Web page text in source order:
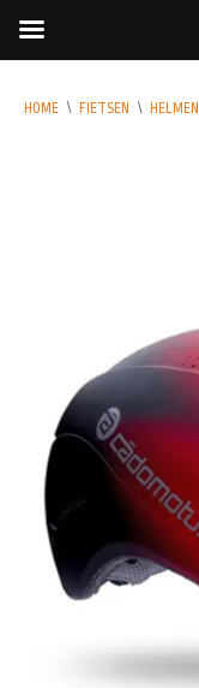
HOME \ FIETSEN \ HELMEN